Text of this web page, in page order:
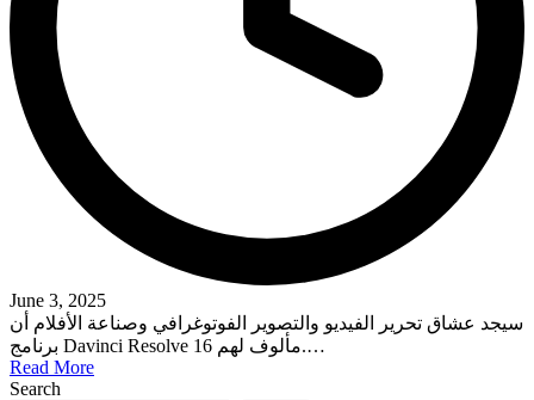
June 3, 2025
سيجد عشاق تحرير الفيديو والتصوير الفوتوغرافي وصناعة الأفلام أن
برنامج Davinci Resolve 16 مألوف لهم.…
Read More
Search